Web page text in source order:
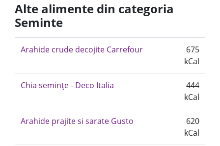
Alte alimente din categoria
Seminte
Arahide crude decojite Carrefour
675
kCal
Chia semințe - Deco Italia
444
kCal
Arahide prajite si sarate Gusto
620
kCal